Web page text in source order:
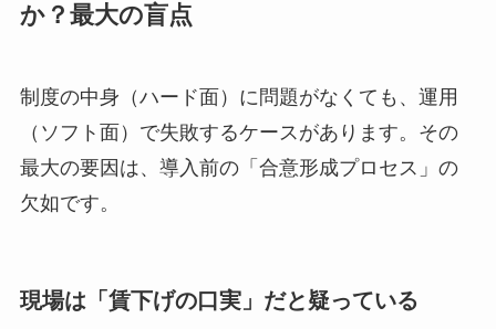
か？最大の盲点
制度の中身（ハード面）に問題がなくても、運用
（ソフト面）で失敗するケースがあります。その
最大の要因は、導入前の「合意形成プロセス」の
欠如です。
現場は「賃下げの口実」だと疑っている